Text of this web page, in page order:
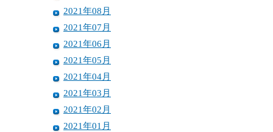
2021年08月
2021年07月
2021年06月
2021年05月
2021年04月
2021年03月
2021年02月
2021年01月